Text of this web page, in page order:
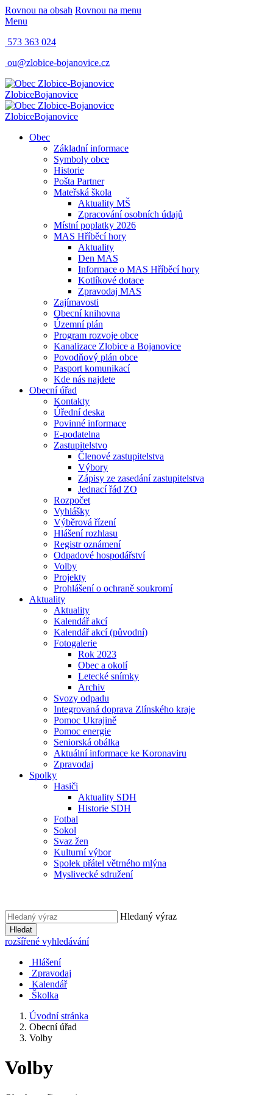
Rovnou na obsah Rovnou na menu
Menu
573 363 024
ou@zlobice-bojanovice.cz
ZlobiceBojanovice
ZlobiceBojanovice
Obec
Základní informace
Symboly obce
Historie
Pošta Partner
Mateřská škola
Aktuality MŠ
Zpracování osobních údajů
Místní poplatky 2026
MAS Hříběcí hory
Aktuality
Den MAS
Informace o MAS Hříběcí hory
Kotlíkové dotace
Zpravodaj MAS
Zajímavosti
Obecní knihovna
Územní plán
Program rozvoje obce
Kanalizace Zlobice a Bojanovice
Povodňový plán obce
Pasport komunikací
Kde nás najdete
Obecní úřad
Kontakty
Úřední deska
Povinné informace
E-podatelna
Zastupitelstvo
Členové zastupitelstva
Výbory
Zápisy ze zasedání zastupitelstva
Jednací řád ZO
Rozpočet
Vyhlášky
Výběrová řízení
Hlášení rozhlasu
Registr oznámení
Odpadové hospodářství
Volby
Projekty
Prohlášení o ochraně soukromí
Aktuality
Aktuality
Kalendář akcí
Kalendář akcí (původní)
Fotogalerie
Rok 2023
Obec a okolí
Letecké snímky
Archiv
Svozy odpadu
Integrovaná doprava Zlínského kraje
Pomoc Ukrajině
Pomoc energie
Seniorská obálka
Aktuální informace ke Koronaviru
Zpravodaj
Spolky
Hasiči
Aktuality SDH
Historie SDH
Fotbal
Sokol
Svaz žen
Kulturní výbor
Spolek přátel větrného mlýna
Myslivecké sdružení
Hledaný výraz
Hledat
rozšířené vyhledávání
Hlášení
Zpravodaj
Kalendář
Školka
Úvodní stránka
Obecní úřad
Volby
Volby